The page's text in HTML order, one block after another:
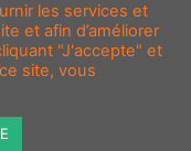
les services et
et afin d’améliorer
"J'accepte" et
site, vous